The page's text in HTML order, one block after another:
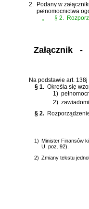
2. Podany w
pełnomocnictwa
„
§ 2.
Załącznik -
Na podstawie art. 138j
§ 1. Określa się
1)
2)
§ 2.
1) Minister Finansów
U. poz. 92).
2) Zmiany tekstu